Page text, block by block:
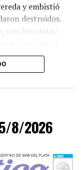
y embistió
destruidos.
con las cuatro
Defensa
llegar,
salir del
8/2026